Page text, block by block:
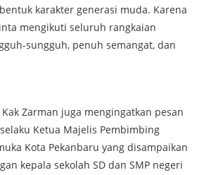
karakter generasi muda. Karena
mengikuti seluruh rangkaian
sungguh, penuh semangat, dan
Zarman juga mengingatkan pesan
Ketua Majelis Pembimbing
Kota Pekanbaru yang disampaikan
kepala sekolah SD dan SMP negeri